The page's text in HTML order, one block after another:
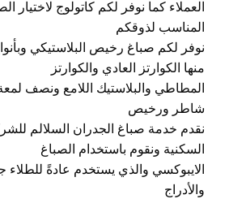
العملاء كما نوفر لكم كاتولوج لاختيار
المناسب لذوقكم
نوفر لكم صباغ رخيص البلاستيكي
منها الكوارتز العادي والكوارتز
المطاطي والبلاستيك اللامع ونصف
شاطر ورخيص
نقدم خدمة صباغ الجدران السلالم
السكنية ونقوم باستخدام الصباغ
الايبوكسي والذي يستخدم عادةً للطلاء
والأدراج